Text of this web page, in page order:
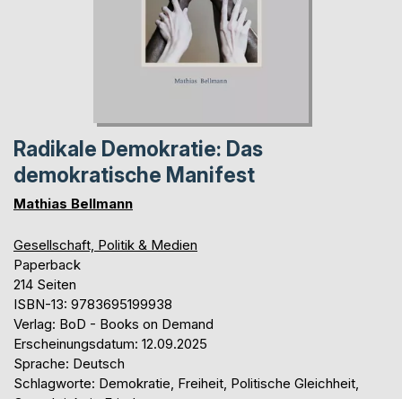
Radikale Demokratie: Das
demokratische Manifest
Mathias Bellmann
Gesellschaft, Politik & Medien
Paperback
214 Seiten
ISBN-13: 9783695199938
Verlag: BoD - Books on Demand
Erscheinungsdatum: 12.09.2025
Sprache: Deutsch
Schlagworte: Demokratie, Freiheit, Politische Gleichheit,